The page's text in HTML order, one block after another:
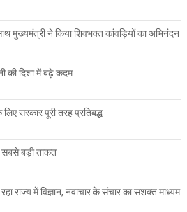
मुख्यमंत्री ने किया शिवभक्त कांवड़ियों का अभिनंदन
की दिशा में बढ़े कदम
सरकार पूरी तरह प्रतिबद्ध
सबसे बड़ी ताकत
राज्य में विज्ञान, नवाचार के संचार का सशक्त माध्यम